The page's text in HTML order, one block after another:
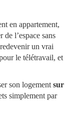
en appartement,
l’espace sans
un vrai
le télétravail, et
son logement sur
simplement par